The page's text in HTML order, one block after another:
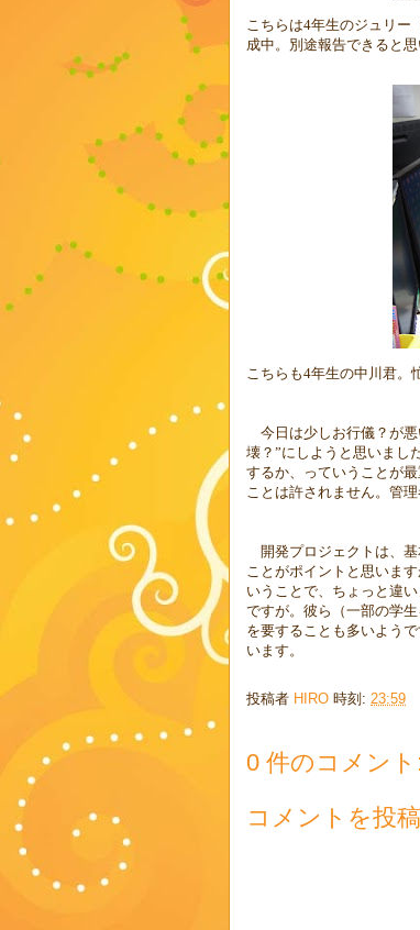
こちらは4年生のジュリー
成中。別途報告できると思
こちらも4年生の中川君。
今日は少しお行儀？が悪
壊？”にしようと思いまし
するか、っていうことが
ことは許されません。管
開発プロジェクトは、基
ことがポイントと思いま
いうことで、ちょっと違
ですが。彼ら（一部の学
を要することも多いよう
います。
投稿者 HIRO 時刻: 23:59
0 件のコメント
コメントを投稿